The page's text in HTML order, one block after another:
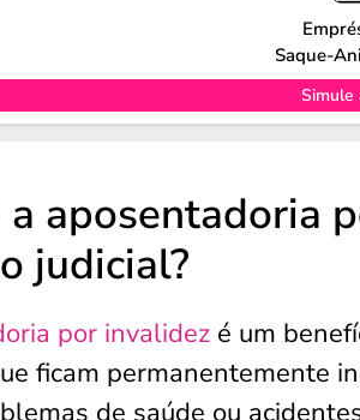
Saque-
Simule
a aposentadoria
judicial?
por invalidez é um
ficam permanentemente
de saúde ou